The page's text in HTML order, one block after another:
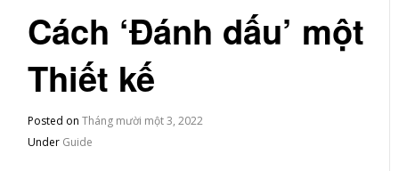
Cách ‘Đánh dấu’ một
Thiết kế
Posted onTháng mười một 3, 2022
Under Guide